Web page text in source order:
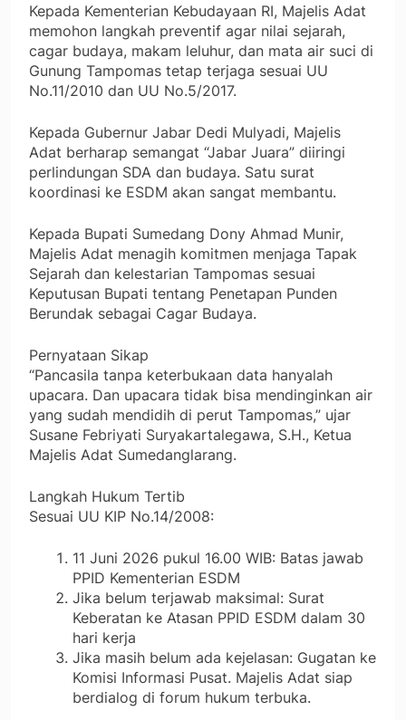
Kepada Kementerian Kebudayaan RI, Majelis Adat
memohon langkah preventif agar nilai sejarah,
cagar budaya, makam leluhur, dan mata air suci di
Gunung Tampomas tetap terjaga sesuai UU
No.11/2010 dan UU No.5/2017.
Kepada Gubernur Jabar Dedi Mulyadi, Majelis
Adat berharap semangat “Jabar Juara” diiringi
perlindungan SDA dan budaya. Satu surat
koordinasi ke ESDM akan sangat membantu.
Kepada Bupati Sumedang Dony Ahmad Munir,
Majelis Adat menagih komitmen menjaga Tapak
Sejarah dan kelestarian Tampomas sesuai
Keputusan Bupati tentang Penetapan Punden
Berundak sebagai Cagar Budaya.
Pernyataan Sikap
“Pancasila tanpa keterbukaan data hanyalah
upacara. Dan upacara tidak bisa mendinginkan air
yang sudah mendidih di perut Tampomas,” ujar
Susane Febriyati Suryakartalegawa, S.H., Ketua
Majelis Adat Sumedanglarang.
Langkah Hukum Tertib
Sesuai UU KIP No.14/2008:
11 Juni 2026 pukul 16.00 WIB: Batas jawab
PPID Kementerian ESDM
Jika belum terjawab maksimal: Surat
Keberatan ke Atasan PPID ESDM dalam 30
hari kerja
Jika masih belum ada kejelasan: Gugatan ke
Komisi Informasi Pusat. Majelis Adat siap
berdialog di forum hukum terbuka.